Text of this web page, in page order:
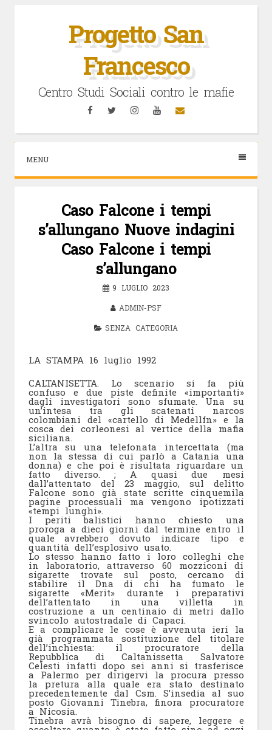
Progetto San
Francesco
Centro Studi Sociali contro le mafie
FacebookTwitterInstagramYouTubeEmail
MENU
Caso Falcone i tempi
s’allungano Nuove indagini
Caso Falcone i tempi
s’allungano
9 LUGLIO 2023
ADMIN-PSF
SENZA CATEGORIA
LA STAMPA 16 luglio 1992
CALTANISETTA. Lo scenario si fa più
confuso e due piste definite «importanti»
dagli investigatori sono sfumate. Una su
un’intesa tra gli scatenati narcos
colombiani del «cartello di Medellfn» e la
cosca dei corleonesi al vertice della mafia
siciliana.
L’altra su una telefonata intercettata (ma
non la stessa di cui parlò a Catania una
donna) e che poi è risultata riguardare un
fatto diverso. ; A quasi due mesi
dall’attentato del 23 maggio, sul delitto
Falcone sono già state scritte cinquemila
pagine processuali ma vengono ipotizzati
«tempi lunghi».
I periti balistici hanno chiesto una
proroga a dieci giorni dal termine entro il
quale avrebbero dovuto indicare tipo e
quantità dell’esplosivo usato.
Lo stesso hanno fatto i loro colleghi che
in laboratorio, attraverso 60 mozziconi di
sigarette trovate sul posto, cercano di
stabilire il Dna di chi ha fumato le
sigarette «Merit» durante i preparativi
dell’attentato in una villetta in
costruzione a un centinaio di metri dallo
svincolo autostradale di Capaci.
E a complicare le cose è avvenuta ieri la
già programmata sostituzione del titolare
dell’inchiesta: il procuratore della
Repubblica di Caltanissetta Salvatore
Celesti infatti dopo sei anni si trasferisce
a Palermo per dirigervi la procura presso
la pretura alla quale era stato destinato
precedentemente dal Csm. S’insedia al suo
posto Giovanni Tinebra, finora procuratore
a Nicosia.
Tinebra avrà bisogno di sapere, leggere e